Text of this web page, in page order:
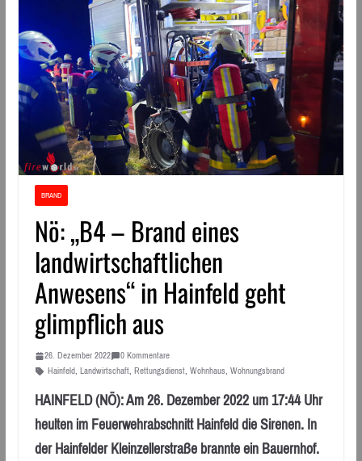
BRAND
Nö: „B4 – Brand eines
landwirtschaftlichen
Anwesens“ in Hainfeld geht
glimpflich aus
26. Dezember 2022
0 Kommentare
Hainfeld, Landwirtschaft, Rettungsdienst, Wohnhaus, Wohnungsbrand
HAINFELD (NÖ): Am 26. Dezember 2022 um 17:44 Uhr
heulten im Feuerwehrabschnitt Hainfeld die Sirenen. In
der Hainfelder Kleinzellerstraße brannte ein Bauernhof.